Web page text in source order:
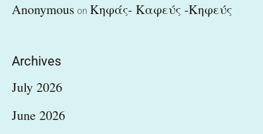
Anonymous on Κηφάς- Καφεύς -Κηφεύς
Archives
July 2026
June 2026